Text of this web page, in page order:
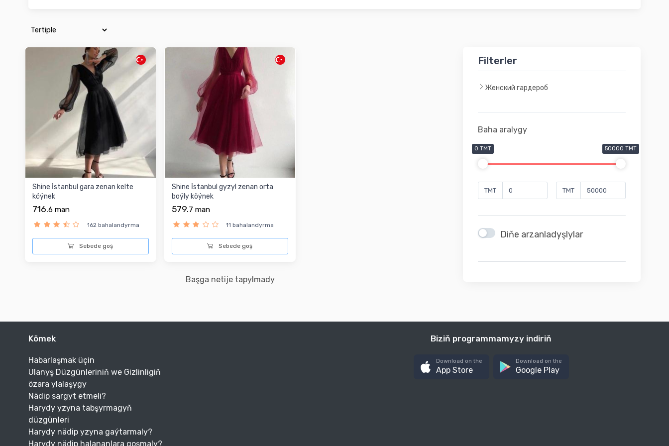
Shine İstanbul gara zenan kelte
köýnek
716.6 man
162 bahalandyrma
Sebede goş
Shine İstanbul gyzyl zenan orta
boýly köýnek
579.7 man
11 bahalandyrma
Sebede goş
Başga netije tapylmady
Filterler
Женский гардероб
Baha aralygy
0 TMT 50000 TMT
TMT TMT
Diňe arzanladyşlylar
Kömek
Habarlaşmak üçin
Ulanyş Düzgünleriniň we Gizlinligiň
özara ylalaşygy
Nädip sargyt etmeli?
Harydy yzyna tabşyrmagyň
düzgünleri
Harydy nädip yzyna gaýtarmaly?
Harydy nädip halananlara goşmaly?
Biziň programmamyzy indiriň
Download on the
App Store
Download on the
Google Play